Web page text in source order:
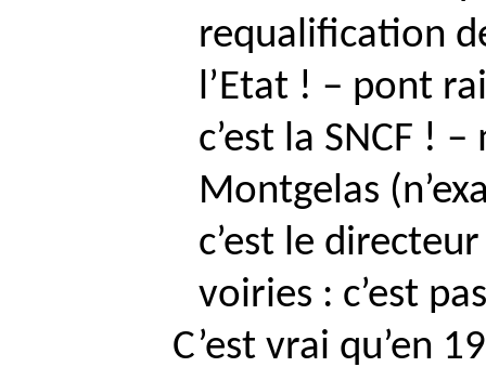
requalification
l’Etat ! – pont
c’est la SNCF !
Montgelas
c’est le
voiries : c’est
C’est vrai qu’en